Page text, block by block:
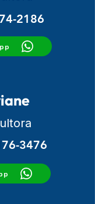
2186
3476